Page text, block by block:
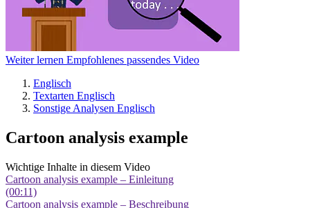
Weiter lernen Empfohlenes passendes Video
Englisch
Textarten Englisch
Sonstige Analysen Englisch
Cartoon analysis example
Wichtige Inhalte in diesem Video
Cartoon analysis example – Einleitung
(00:11)
Cartoon analysis example – Beschreibung